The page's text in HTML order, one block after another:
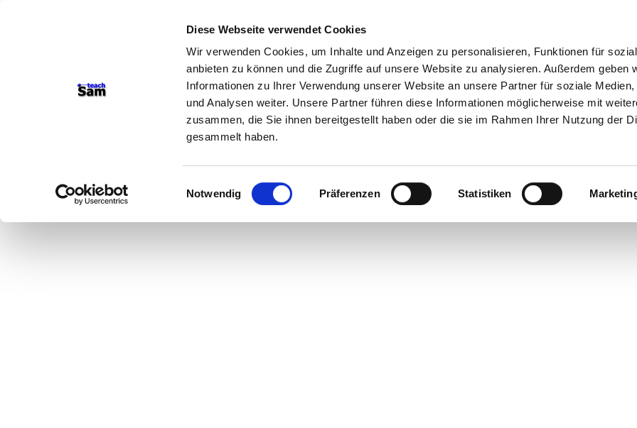
Diese Webseite verwendet Cookies
Wir verwenden Cookies, um Inhalte und Anzeigen zu personalisieren, Funktionen für
anbieten zu können und die Zugriffe auf unsere Website zu analysieren. Außerdem geben
Informationen zu Ihrer Verwendung unserer Website an unsere Partner für soziale Medien,
und Analysen weiter. Unsere Partner führen diese Informationen möglicherweise mit
zusammen, die Sie ihnen bereitgestellt haben oder die sie im Rahmen Ihrer Nutzung der
gesammelt haben.
Einwilligungsauswahl
Notwendig Präferenzen Statistiken